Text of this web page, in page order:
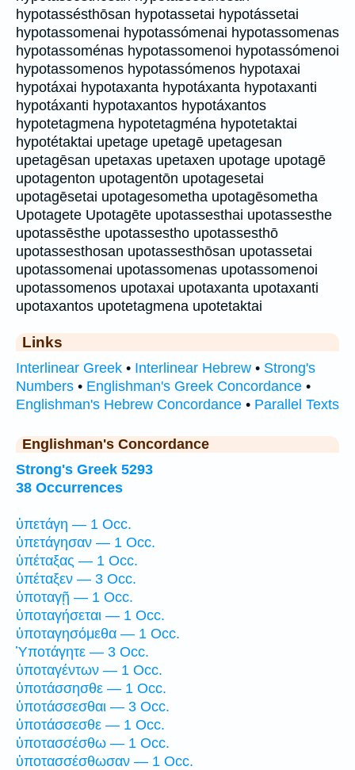
hypotassésthōsan hypotassetai hypotássetai
hypotassomenai hypotassómenai hypotassomenas
hypotassoménas hypotassomenoi hypotassómenoi
hypotassomenos hypotassómenos hypotaxai
hypotáxai hypotaxanta hypotáxanta hypotaxanti
hypotáxanti hypotaxantos hypotáxantos
hypotetagmena hypotetagména hypotetaktai
hypotétaktai upetage upetagē upetagesan
upetagēsan upetaxas upetaxen upotage upotagē
upotagenton upotagentōn upotagesetai
upotagēsetai upotagesometha upotagēsometha
Upotagete Upotagēte upotassesthai upotassesthe
upotassēsthe upotassestho upotassesthō
upotassesthosan upotassesthōsan upotassetai
upotassomenai upotassomenas upotassomenoi
upotassomenos upotaxai upotaxanta upotaxanti
upotaxantos upotetagmena upotetaktai
Links
Interlinear Greek • Interlinear Hebrew • Strong's
Numbers • Englishman's Greek Concordance •
Englishman's Hebrew Concordance • Parallel Texts
Englishman's Concordance
Strong's Greek 5293
38 Occurrences
ὑπετάγη — 1 Occ.
ὑπετάγησαν — 1 Occ.
ὑπέταξας — 1 Occ.
ὑπέταξεν — 3 Occ.
ὑποταγῇ — 1 Occ.
ὑποταγήσεται — 1 Occ.
ὑποταγησόμεθα — 1 Occ.
Ὑποτάγητε — 3 Occ.
ὑποταγέντων — 1 Occ.
ὑποτάσσησθε — 1 Occ.
ὑποτάσσεσθαι — 3 Occ.
ὑποτάσσεσθε — 1 Occ.
ὑποτασσέσθω — 1 Occ.
ὑποτασσέσθωσαν — 1 Occ.